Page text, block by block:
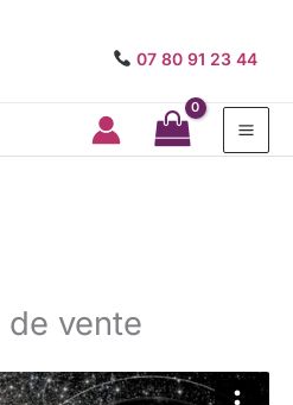
07 80 91 23 44
de vente